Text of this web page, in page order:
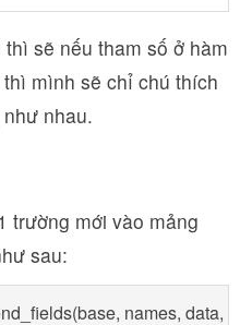
sẽ nếu tham số ở hàm
mình sẽ chỉ chú thích
nhau.
trường mới vào mảng
sau:
names, data,